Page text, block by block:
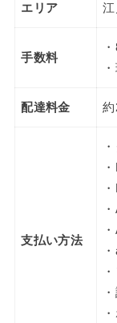
エリア
手数料
配達料金 約
支払い方法